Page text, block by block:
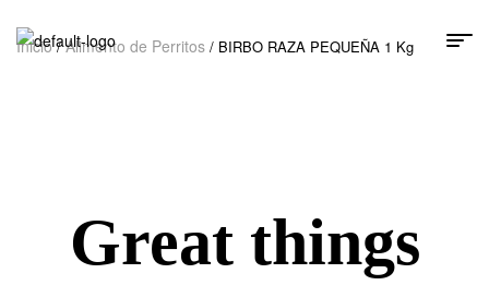
Inicio/Alimento de Perritos / BIRBO RAZA PEQUEÑA 1 Kg
Great things